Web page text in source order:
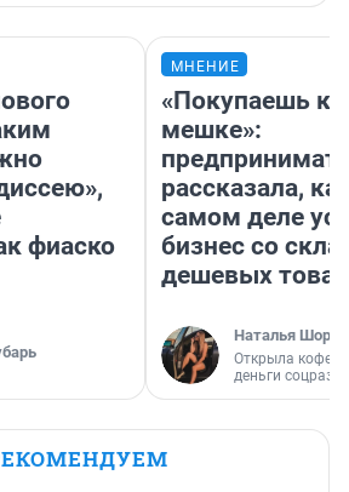
фиаско
МНЕНИЕ
«Покупаешь
мешке»:
рассказала,
самом деле
бизнес со
дешевых
Наталья
Открыла
деньги